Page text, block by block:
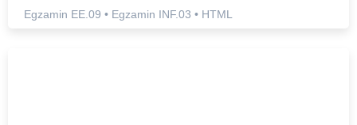
Egzamin EE.09 • Egzamin INF.03 • HTML